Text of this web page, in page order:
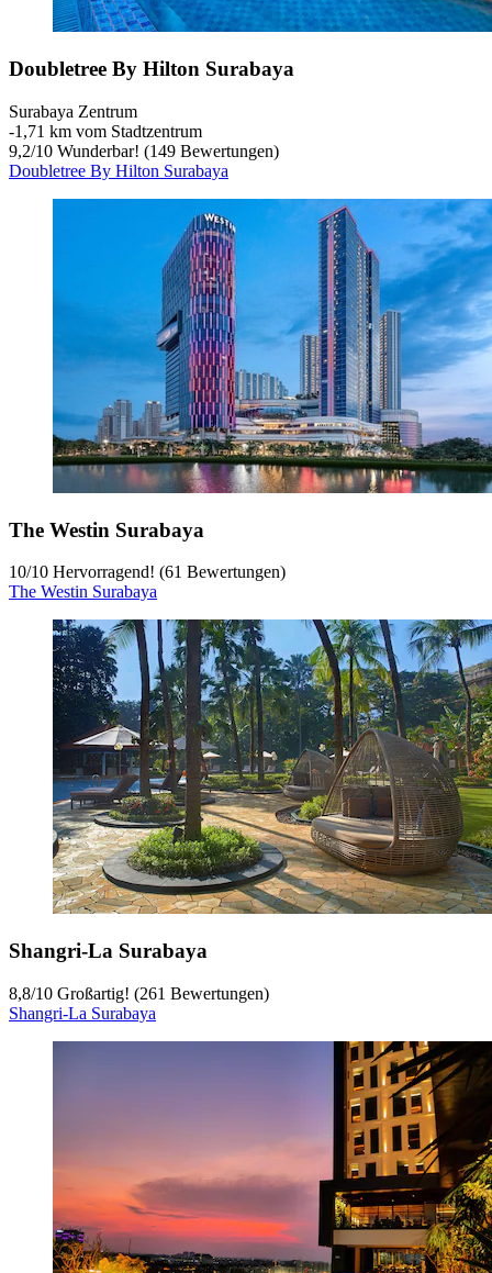
Doubletree By Hilton Surabaya
Surabaya Zentrum
‐1,71 km vom Stadtzentrum
9,2/10 Wunderbar! (149 Bewertungen)
Doubletree By Hilton Surabaya
The Westin Surabaya
10/10 Hervorragend! (61 Bewertungen)
The Westin Surabaya
Shangri-La Surabaya
8,8/10 Großartig! (261 Bewertungen)
Shangri-La Surabaya